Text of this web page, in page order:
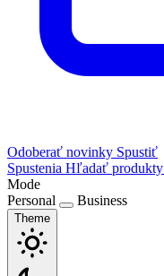
Odoberať novinky Spustiť
Spustenia Hľadať produkty
Mode
Personal
Business
Theme